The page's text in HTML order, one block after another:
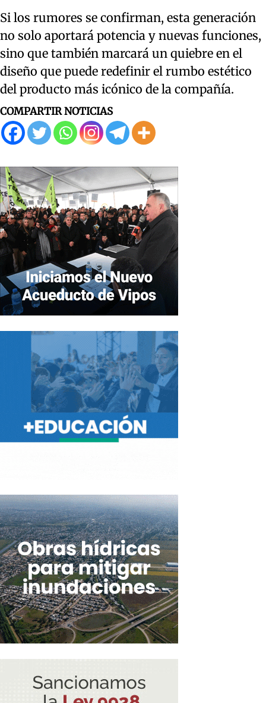
Si los rumores se confirman, esta generación
no solo aportará potencia y nuevas funciones,
sino que también marcará un quiebre en el
diseño que puede redefinir el rumbo estético
del producto más icónico de la compañía.
COMPARTIR NOTICIAS